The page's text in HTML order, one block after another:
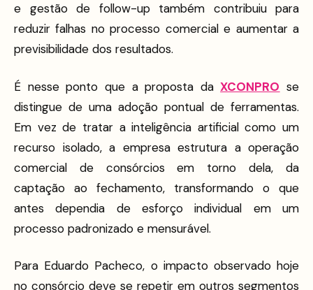
e gestão de follow-up também contribuiu para
reduzir falhas no processo comercial e aumentar a
previsibilidade dos resultados.
É nesse ponto que a proposta daXCONPRO se
distingue de uma adoção pontual de ferramentas.
Em vez de tratar a inteligência artificial como um
recurso isolado, a empresa estrutura a operação
comercial de consórcios em torno dela, da
captação ao fechamento, transformando o que
antes dependia de esforço individual em um
processo padronizado e mensurável.
Para Eduardo Pacheco, o impacto observado hoje
no consórcio deve se repetir em outros segmentos